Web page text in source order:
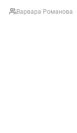
Варвара Романова